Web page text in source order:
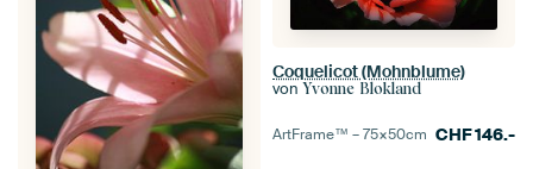
Coquelicot (Mohnblume)
von Yvonne Blokland
ArtFrame™ –75×50cm CHF146.-